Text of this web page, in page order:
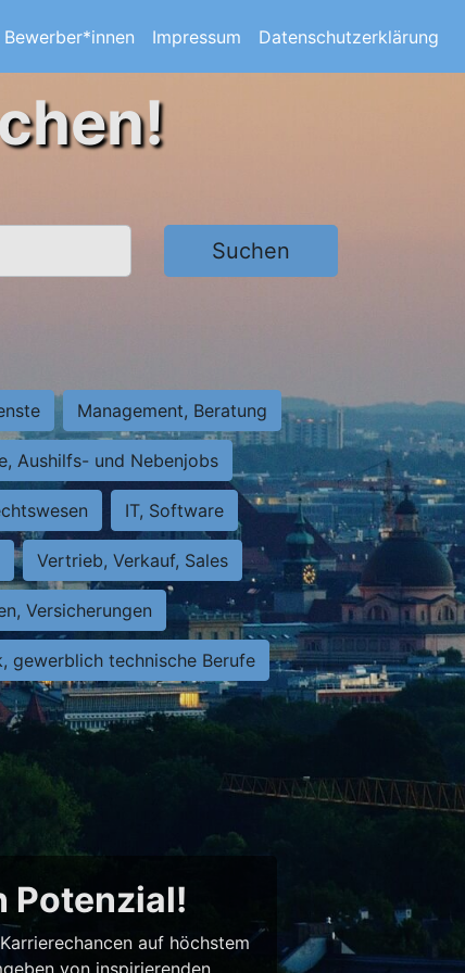
Bewerber*innen Impressum Datenschutzerklärung
Suchen
Management, Beratung
Aushilfs- und Nebenjobs
IT, Software
Vertrieb, Verkauf, Sales
Versicherungen
gewerblich technische Berufe
Potenzial!
auf höchstem